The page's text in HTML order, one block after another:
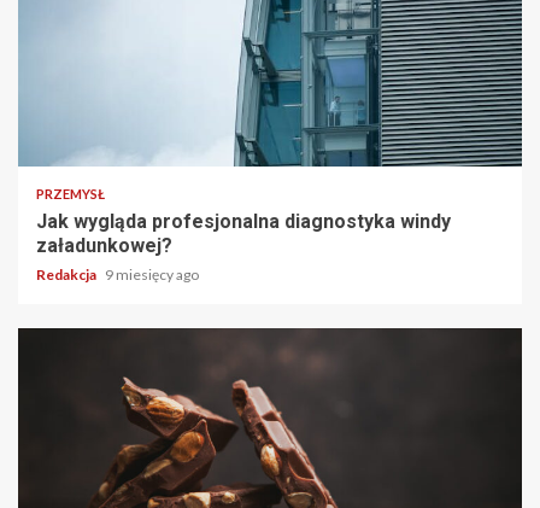
PRZEMYSŁ
Jak wygląda profesjonalna diagnostyka windy
załadunkowej?
Redakcja 9 miesięcy ago